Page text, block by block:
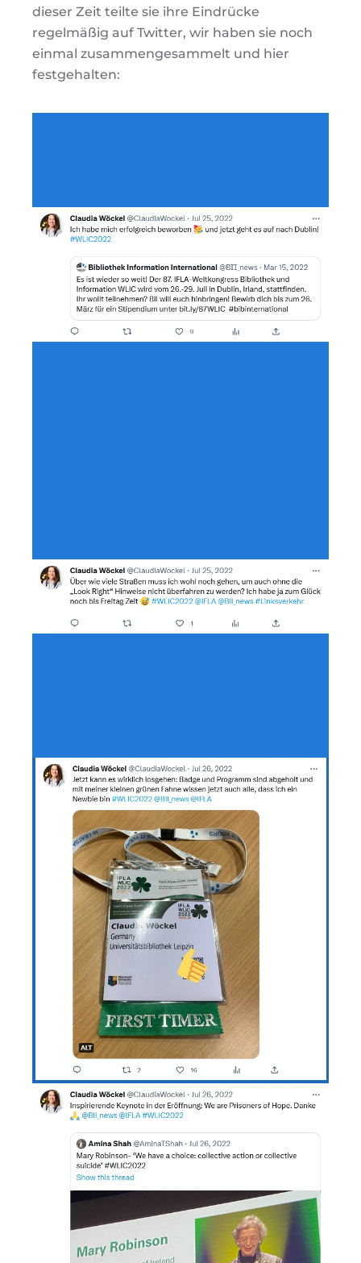
dieser Zeit teilte sie ihre Eindrücke
regelmäßig auf Twitter, wir haben sie noch
einmal zusammengesammelt und hier
festgehalten: